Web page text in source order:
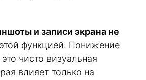
и записи экрана не
этой функцией. Понижение
чисто визуальная
влияет только на